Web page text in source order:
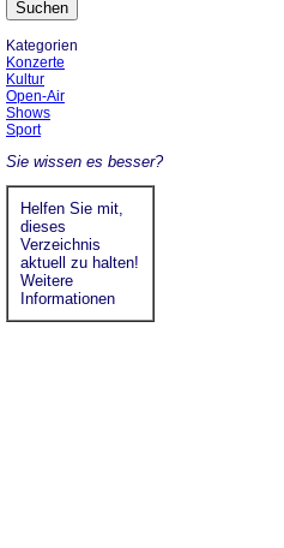
Kategorien
Konzerte
Kultur
Open-Air
Shows
Sport
Sie wissen es besser?
Helfen Sie mit,
dieses
Verzeichnis
aktuell zu halten!
Weitere
Informationen